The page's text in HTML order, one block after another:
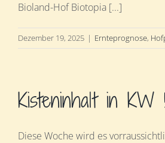
Bioland-Hof Biotopia [...]
Dezember 19, 2025 | Ernteprognose,
Kisteninhalt in KW
Diese Woche wird es